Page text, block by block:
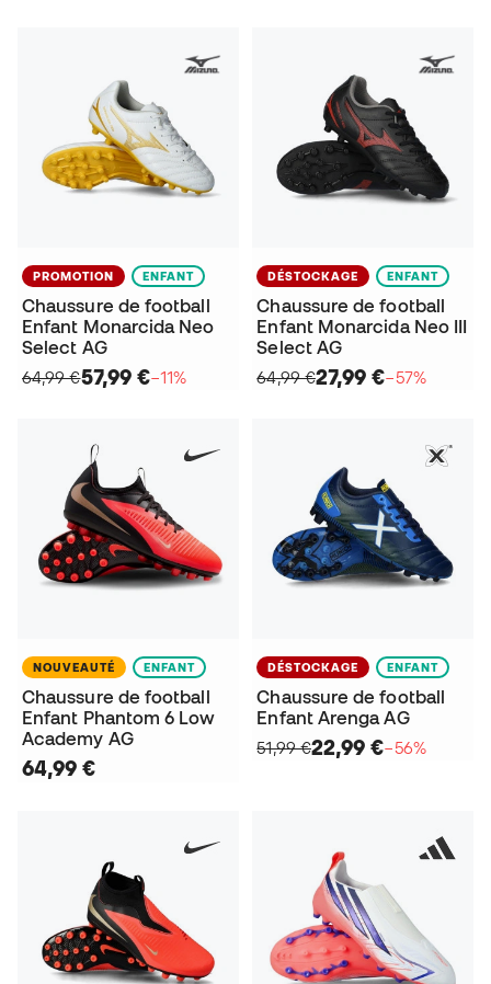
PROMOTION ENFANT
Chaussure de football
Enfant Monarcida Neo
Select AG
64,99 €57,99 €−11%
DÉSTOCKAGE ENFANT
Chaussure de football
Enfant Monarcida Neo III
Select AG
64,99 €27,99 €−57%
NOUVEAUTÉ ENFANT
Chaussure de football
Enfant Phantom 6 Low
Academy AG
64,99 €
DÉSTOCKAGE ENFANT
Chaussure de football
Enfant Arenga AG
51,99 €22,99 €−56%